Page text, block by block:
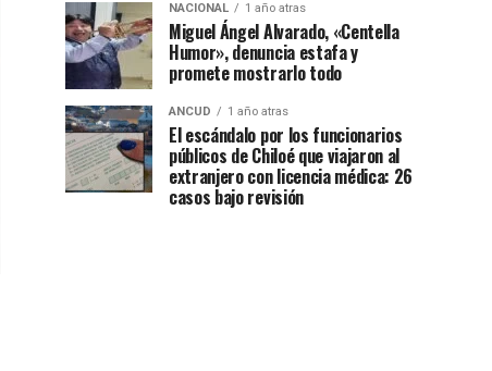
NACIONAL 1 año atras
Miguel Ángel Alvarado, «Centella
Humor», denuncia estafa y
promete mostrarlo todo
ANCUD 1 año atras
El escándalo por los funcionarios
públicos de Chiloé que viajaron al
extranjero con licencia médica: 26
casos bajo revisión